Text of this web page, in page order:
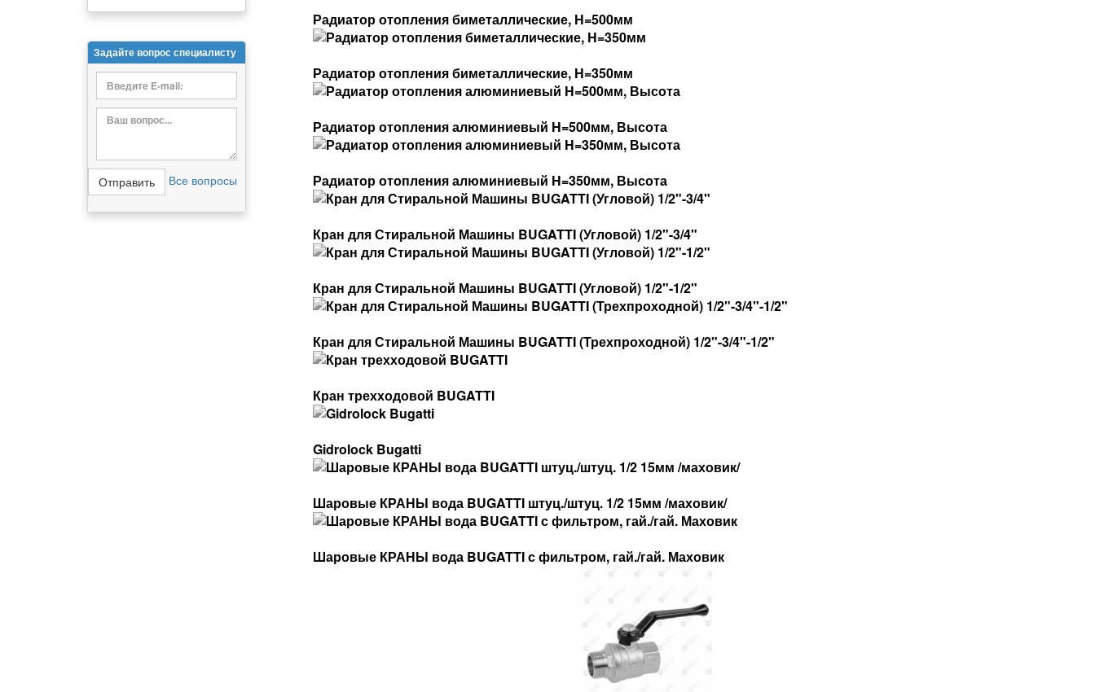
Задайте вопрос специалисту
Все вопросы
Радиатор отопления биметаллические, H=500мм
Радиатор отопления биметаллические, H=350мм
Радиатор отопления алюминиевый H=500мм, Высота
Радиатор отопления алюминиевый H=350мм, Высота
Кран для Стиральной Машины BUGATTI (Угловой) 1/2"-3/4"
Кран для Стиральной Машины BUGATTI (Угловой) 1/2"-1/2"
Кран для Стиральной Машины BUGATTI (Трехпроходной) 1/2"-3/4"-1/2"
Кран трехходовой BUGATTI
Gidrolock Bugatti
Шаровые КРАНЫ вода BUGATTI штуц./штуц. 1/2 15мм /маховик/
Шаровые КРАНЫ вода BUGATTI с фильтром, гай./гай. Маховик